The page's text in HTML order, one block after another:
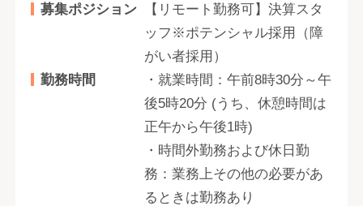
募集ポジション
【リモート勤務可】決算スタ
ッフ※ポテンシャル採用（障
がい者採用）
勤務時間
・就業時間：午前8時30分～午
後5時20分 (うち、休憩時間は
正午から午後1時)
・時間外勤務および休日勤
務：業務上その他の必要があ
るときは勤務あり